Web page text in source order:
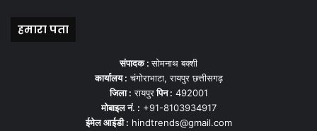
हमारा पता
संपादक :सोमनाथ बक्शी
कार्यालय : चंगोराभाटा, रायपुर छत्तीसगढ़
जिला : रायपुरपिन : 492001
मोबाइल नं. : +91-8103934917
ईमेल आईडी : hindtrends@gmail.com